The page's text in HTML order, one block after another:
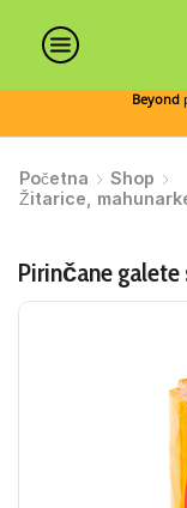
Beyond
Početna
Shop
Žitarice,
Pirinčane galete